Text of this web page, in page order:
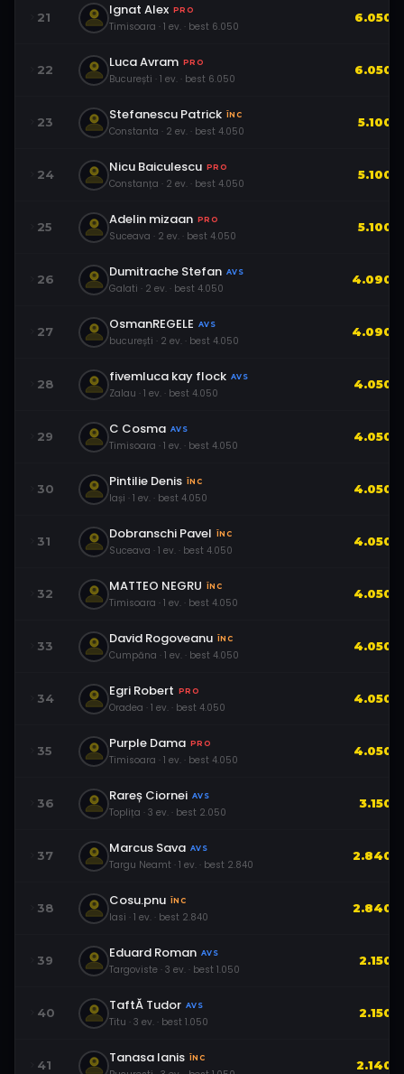
21 Ignat Alex PRO
Timisoara · 1 ev. · best 6.050
6.050
22 Luca Avram PRO
București · 1 ev. · best 6.050
6.050
23 Stefanescu Patrick ÎNC
Constanta · 2 ev. · best 4.050
5.100
24 Nicu Baiculescu PRO
Constanța · 2 ev. · best 4.050
5.100
25 Adelin mizaan PRO
Suceava · 2 ev. · best 4.050
5.100
26 Dumitrache Stefan AVS
Galati · 2 ev. · best 4.050
4.090
27 OsmanREGELE AVS
bucurești · 2 ev. · best 4.050
4.090
28 fivemluca kay flock AVS
Zalau · 1 ev. · best 4.050
4.050
29 C Cosma AVS
Timisoara · 1 ev. · best 4.050
4.050
30 Pintilie Denis ÎNC
Iași · 1 ev. · best 4.050
4.050
31 Dobranschi Pavel ÎNC
Suceava · 1 ev. · best 4.050
4.050
32 MATTEO NEGRU ÎNC
Timisoara · 1 ev. · best 4.050
4.050
33 David Rogoveanu ÎNC
Cumpăna · 1 ev. · best 4.050
4.050
34 Egri Robert PRO
Oradea · 1 ev. · best 4.050
4.050
35 Purple Dama PRO
Timisoara · 1 ev. · best 4.050
4.050
36 Rareș Ciornei AVS
Toplița · 3 ev. · best 2.050
3.150
37 Marcus Sava AVS
Targu Neamt · 1 ev. · best 2.840
2.840
38 Cosu.pnu ÎNC
Iasi · 1 ev. · best 2.840
2.840
39 Eduard Roman AVS
Targoviste · 3 ev. · best 1.050
2.150
40 TaftĂ Tudor AVS
Titu · 3 ev. · best 1.050
2.150
41 Tanasa Ianis ÎNC 2.140